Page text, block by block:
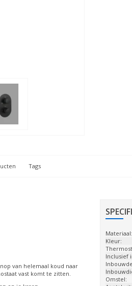
Tags
van helemaal koud naar
vast komt te zitten.
Materiaal:
Kleur:
Inclusief
Omstel: